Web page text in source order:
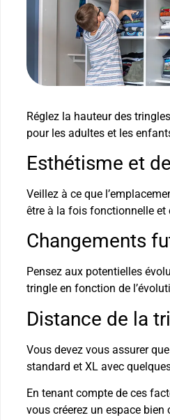
Réglez la hauteur des
pour les adultes et les
Esthétisme et
Veillez à ce que
être à la fois fonctionnelle et
Changements
Pensez aux potentielles
tringle en fonction de
Distance de la
Vous devez vous assurer
standard et XL avec
En tenant compte de ces
vous créerez un espace